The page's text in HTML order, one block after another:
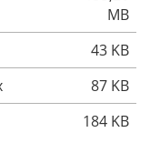
MB
43 KB
87 KB
184 KB